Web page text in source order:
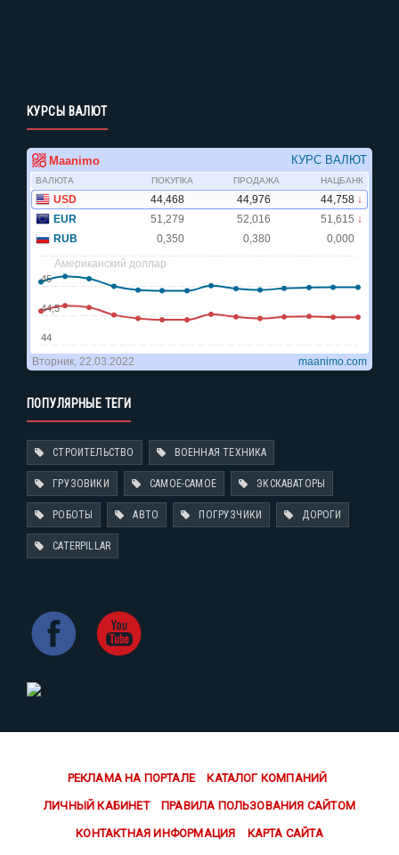
КУРСЫ ВАЛЮТ
ПОПУЛЯРНЫЕ ТЕГИ
СТРОИТЕЛЬСТВО ВОЕННАЯ ТЕХНИКА
ГРУЗОВИКИ САМОЕ-САМОЕ ЭКСКАВАТОРЫ
РОБОТЫ АВТО ПОГРУЗЧИКИ ДОРОГИ
CATERPILLAR
РЕКЛАМА НА ПОРТАЛЕ КАТАЛОГ КОМПАНИЙ
ЛИЧНЫЙ КАБИНЕТ ПРАВИЛА ПОЛЬЗОВАНИЯ САЙТОМ
КОНТАКТНАЯ ИНФОРМАЦИЯ КАРТА САЙТА